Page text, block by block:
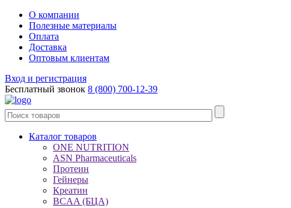
О компании
Полезные материалы
Оплата
Доставка
Оптовым клиентам
Вход и регистрация
Бесплатный звонок 8 (800) 700-12-39
Каталог товаров
ONE NUTRITION
ASN Pharmaceuticals
Протеин
Гейнеры
Креатин
BCAA (БЦА)